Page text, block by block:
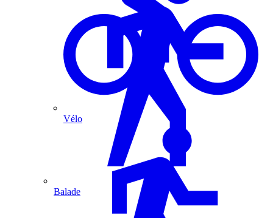
Vélo
Balade